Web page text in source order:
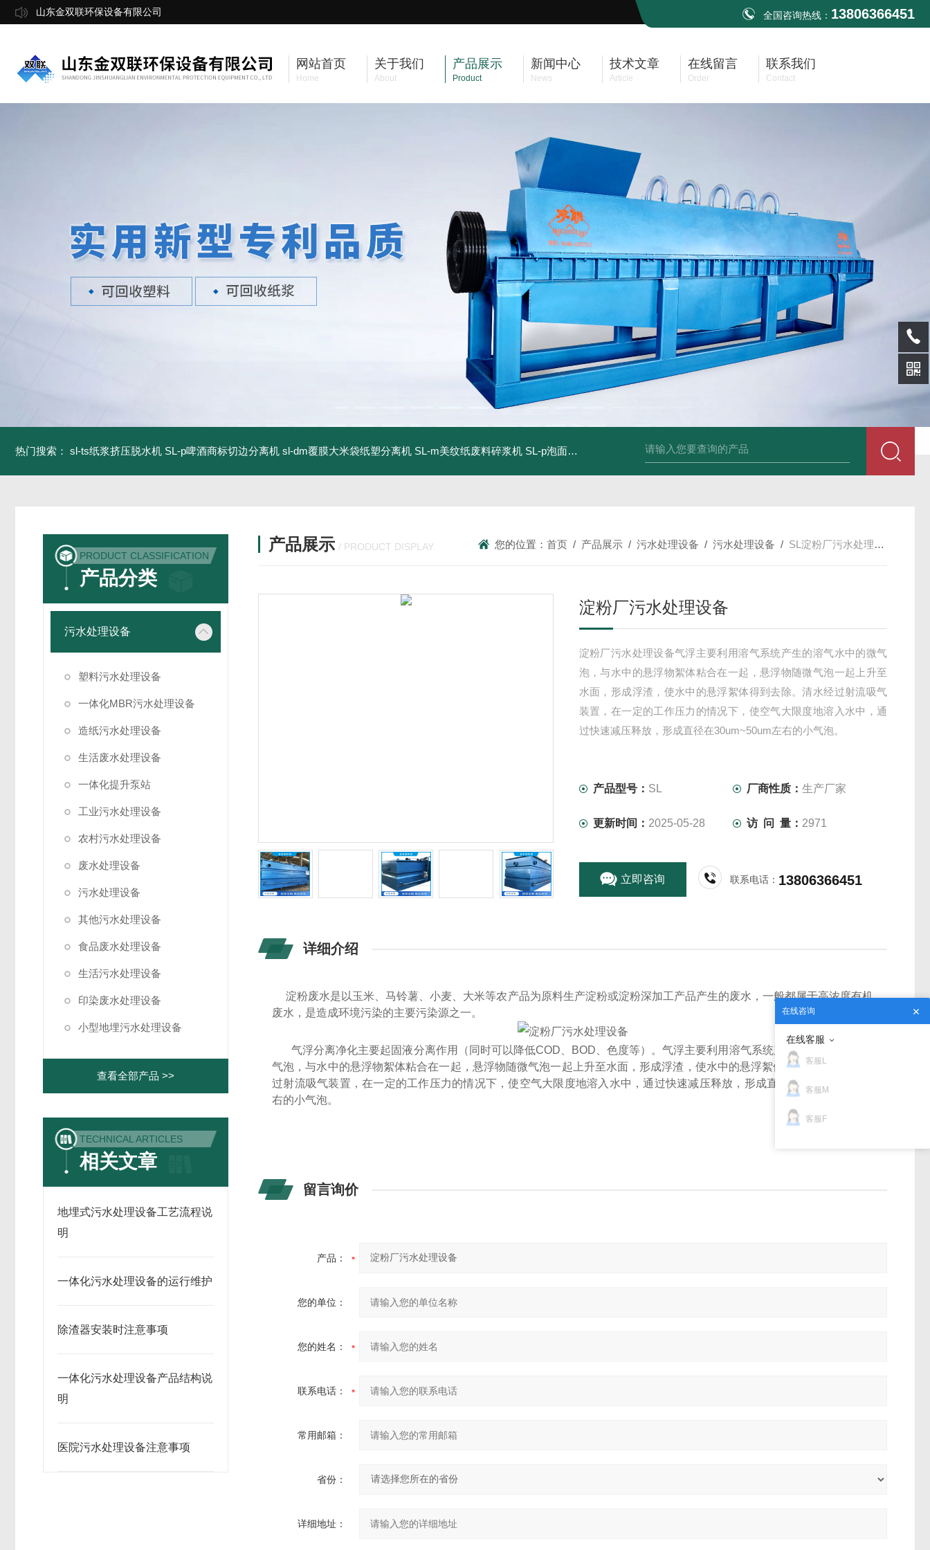
山东金双联环保设备有限公司 全国咨询热线： 13806366451
网站首页
Home
关于我们
About
产品展示
Product
新闻中心
News
技术文章
Article
在线留言
Order
联系我们
Contact
热门搜索： sl-ts纸浆挤压脱水机 SL-p啤酒商标切边分离机 sl-dm覆膜大米袋纸塑分离机 SL-m美纹纸废料碎浆机 SL-p泡面盖纸塑分离机 sl-d镀铝膜分离清洗机 SL-wl转鼓式纸浆浓缩机 SL-l离型纸碎浆机
PRODUCT CLASSIFICATION
产品分类
污水处理设备
塑料污水处理设备
一体化MBR污水处理设备
造纸污水处理设备
生活废水处理设备
一体化提升泵站
工业污水处理设备
农村污水处理设备
废水处理设备
污水处理设备
其他污水处理设备
食品废水处理设备
生活污水处理设备
印染废水处理设备
小型地埋污水处理设备
查看全部产品 >>
TECHNICAL ARTICLES
相关文章
地埋式污水处理设备工艺流程说
明
一体化污水处理设备的运行维护
除渣器安装时注意事项
一体化污水处理设备产品结构说
明
医院污水处理设备注意事项
产品展示 / PRODUCT DISPLAY 您的位置：首页 / 产品展示 /污水处理设备 /污水处理设备 / SL淀粉厂污水处理设备
淀粉厂污水处理设备
淀粉厂污水处理设备气浮主要利用溶气系统产生的溶气水中的微气
泡，与水中的悬浮物絮体粘合在一起，悬浮物随微气泡一起上升至
水面，形成浮渣，使水中的悬浮絮体得到去除。清水经过射流吸气
装置，在一定的工作压力的情况下，使空气大限度地溶入水中，通
过快速减压释放，形成直径在30um~50um左右的小气泡。
产品型号： SL 厂商性质：生产厂家
更新时间： 2025-05-28 访 问 量： 2971
立即咨询 联系电话： 13806366451
详细介绍
淀粉废水是以玉米、马铃薯、小麦、大米等农产品为原料生产淀粉或淀粉深加工产品产生的废水，一般都属于高浓度有机
废水，是造成环境污染的主要污染源之一。
气浮分离净化主要起固液分离作用（同时可以降低COD、BOD、色度等）。气浮主要利用溶气系统产生的溶气水中的微
气泡，与水中的悬浮物絮体粘合在一起，悬浮物随微气泡一起上升至水面，形成浮渣，使水中的悬浮絮体得到去除。清水经
过射流吸气装置，在一定的工作压力的情况下，使空气大限度地溶入水中，通过快速减压释放，形成直径在30um~50um左
右的小气泡。
留言询价
产品：
您的单位：
您的姓名：
联系电话：
常用邮箱：
省份：
详细地址：
在线咨询
在线客服
客服L
客服M
客服F